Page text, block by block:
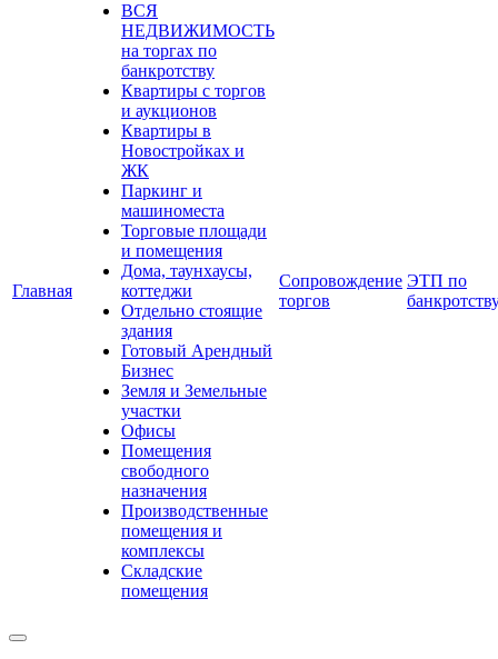
Главная
ВСЯ
НЕДВИЖИМОСТЬ
на торгах по
банкротству
Квартиры с торгов
и аукционов
Квартиры в
Новостройках и
ЖК
Паркинг и
машиноместа
Торговые площади
и помещения
Дома, таунхаусы,
коттеджи
Отдельно стоящие
здания
Готовый Арендный
Бизнес
Земля и Земельные
участки
Офисы
Помещения
свободного
назначения
Производственные
помещения и
комплексы
Складские
помещения
Сопровождение
торгов
ЭТП по